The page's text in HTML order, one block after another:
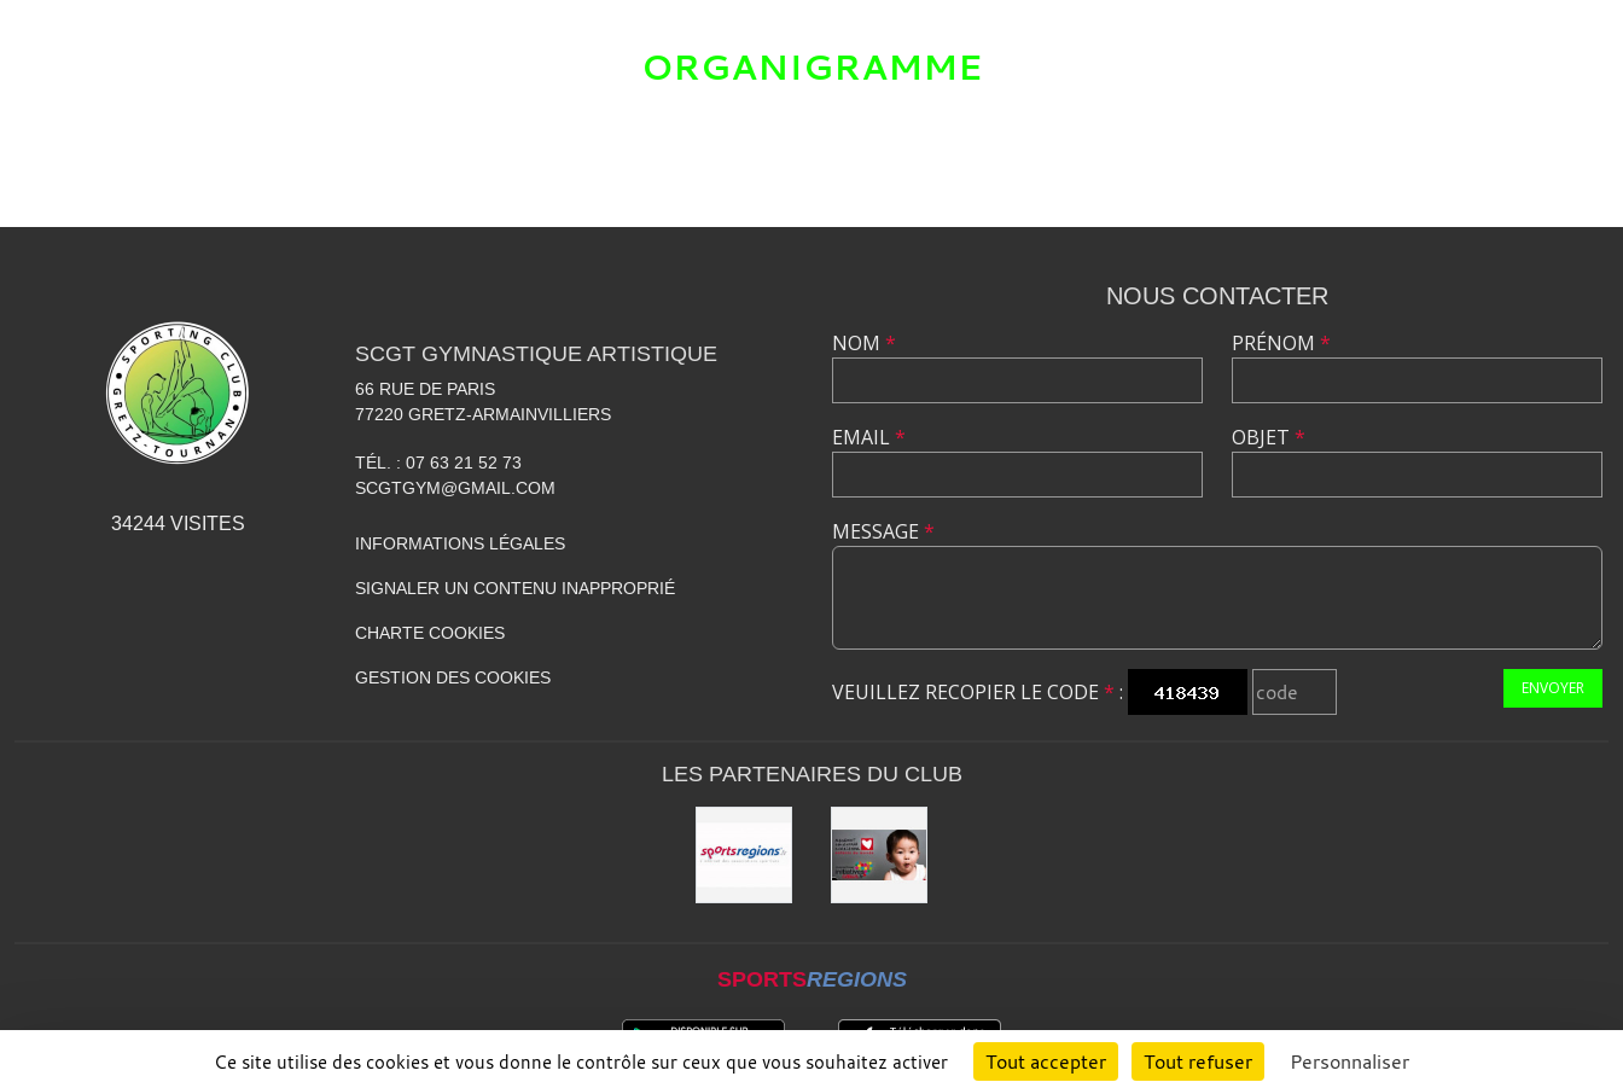
ORGANIGRAMME
34244VISITES
SCGT GYMNASTIQUE ARTISTIQUE
66 RUE DE PARIS
77220 GRETZ-ARMAINVILLIERS
TÉL. : 07 63 21 52 73
SCGTGYM@GMAIL.COM
INFORMATIONS LÉGALES
SIGNALER UN CONTENU INAPPROPRIÉ
CHARTE COOKIES
GESTION DES COOKIES
NOUS CONTACTER
NOM *
EMAIL*
PRÉNOM *
OBJET *
MESSAGE *
VEUILLEZ RECOPIER LE CODE * : ENVOYER
LES PARTENAIRES DU CLUB
SPORTSREGIONS
Ce site utilise des cookies et vous donne le contrôle sur ceux que vous souhaitez activer Tout accepter Tout refuser Personnaliser